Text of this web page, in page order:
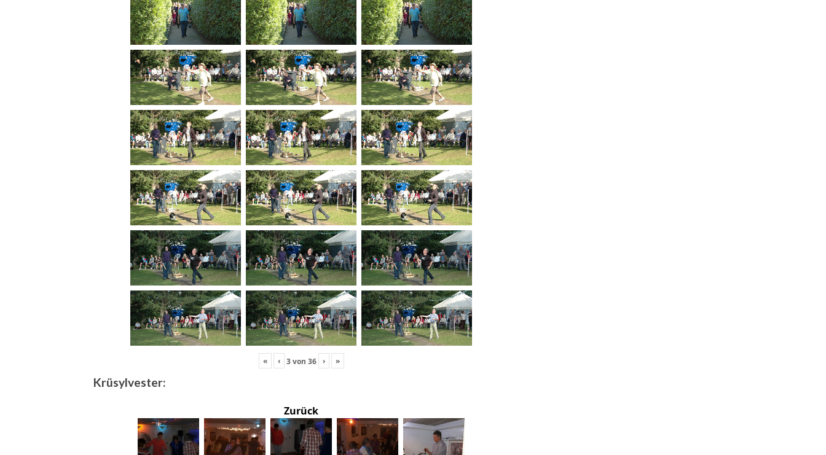
« ‹ 3von 36 › »
Krüsylvester:
Zurück